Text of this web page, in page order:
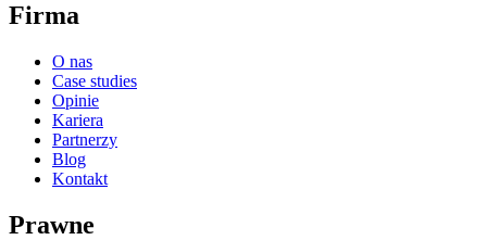
Firma
O nas
Case studies
Opinie
Kariera
Partnerzy
Blog
Kontakt
Prawne